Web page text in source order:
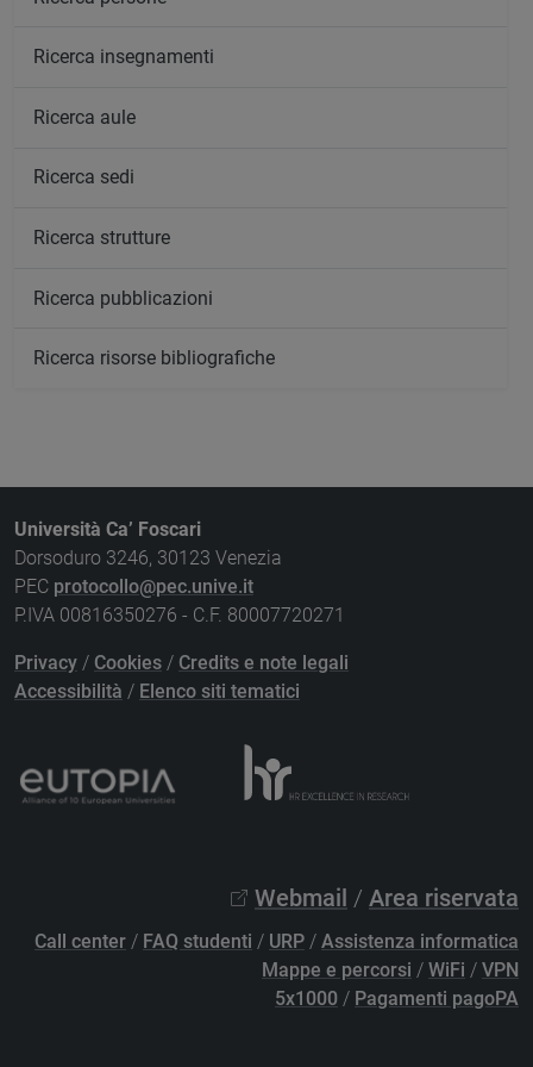
Ricerca insegnamenti
Ricerca aule
Ricerca sedi
Ricerca strutture
Ricerca pubblicazioni
Ricerca risorse bibliografiche
Università Ca’ Foscari
Dorsoduro 3246, 30123 Venezia
PEC protocollo@pec.unive.it
P.IVA 00816350276 - C.F. 80007720271
Privacy / Cookies / Credits e note legali
Accessibilità / Elenco siti tematici
Webmail / Area riservata
Call center / FAQ studenti / URP / Assistenza informatica
Mappe e percorsi / WiFi / VPN
5x1000 / Pagamenti pagoPA